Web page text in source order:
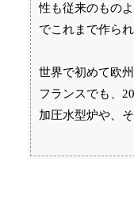
性も従来のもの
でこれまで作ら
世界で初めて欧
フランスでも、
加圧水型炉や、